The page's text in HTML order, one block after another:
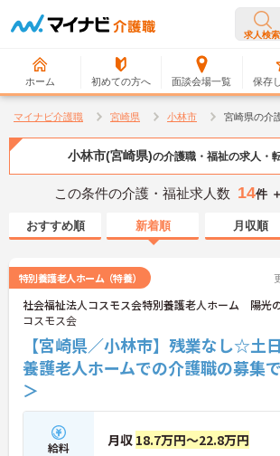
求人検索
ホーム 初めての方へ 面談会場一覧 保存
マイナビ介護職 宮崎県 小林市 宮崎県の介
小林市(宮崎県)の介護職・福祉の求人・
この条件の介護・福祉求人数 14件 ＋
おすすめ順 新着順 月収順
特別養護老人ホーム（特養）
社会福祉法人コスモス会特別養護老人ホーム 陽光
コスモス会
【宮崎県／小林市】残業なし☆土
養護老人ホームでの介護職の募集
＞
給料 月収 18.7万円～22.8万円